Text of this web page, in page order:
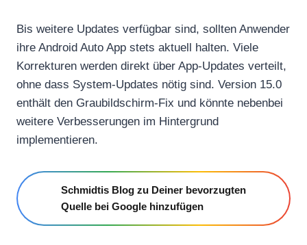
Bis weitere Updates verfügbar sind, sollten Anwender
ihre Android Auto App stets aktuell halten. Viele
Korrekturen werden direkt über App-Updates verteilt,
ohne dass System-Updates nötig sind. Version 15.0
enthält den Graubildschirm-Fix und könnte nebenbei
weitere Verbesserungen im Hintergrund
implementieren.
Schmidtis Blog zu Deiner bevorzugten
Quelle bei Google hinzufügen